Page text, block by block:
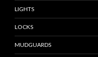
LIGHTS
LOCKS
MUDGUARDS